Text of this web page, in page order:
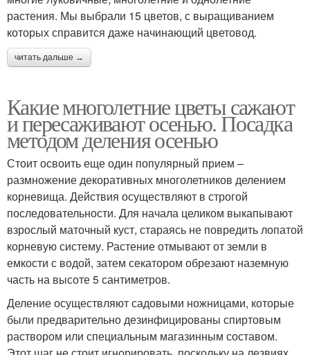
растения. Мы выбрали 15 цветов, с выращиванием
которых справится даже начинающий цветовод.
читать дальше →
Какие многолетние цветы сажают
и пересаживают осенью. Посадка
методом деления осенью
Стоит освоить еще один популярный прием –
размножение декоративных многолетников делением
корневища. Действия осуществляют в строгой
последовательности. Для начала целиком выкапывают
взрослый маточный куст, стараясь не повредить лопатой
корневую систему. Растение отмывают от земли в
емкости с водой, затем секатором обрезают наземную
часть на высоте 5 сантиметров.
Деление осуществляют садовыми ножницами, которые
были предварительно дезинфицированы спиртовым
раствором или специальным магазинным составом.